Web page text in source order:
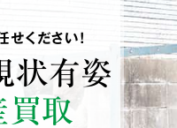
ください！
状有姿
買取